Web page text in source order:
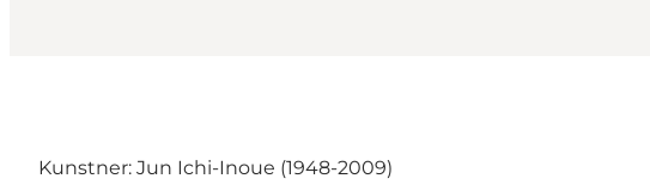
Kunstner: Jun Ichi-Inoue (1948-2009)